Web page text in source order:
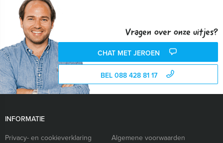
Vragen over onze uitjes?
CHAT MET JEROEN
BEL 088 428 81 17
INFORMATIE
Privacy- en cookieverklaring
Algemene voorwaarden